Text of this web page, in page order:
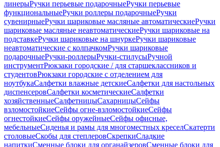
линерыРучки перьевые подарочныеРучки перьевые
функциональныеРучки роллеры подарочныеРучки
сувенирныеРучки шариковые масляные автоматическиеРучки
шариковые масляные неавтоматическиеРучки шариковые на
подставкеРучки шариковые на шнуркеРучки шариковые
неавтоматические с колпачкомРучки шариковые
подарочныеРучки-роллерыРучки-стилусыРучной
инструментРюкзаки городские / для старшеклассников и
студентовРюкзаки городские с отделением для
ноутбукаСалфетки влажные детскиеСалфетки для настольных
диспенсеровСалфетки косметическиеСалфетки
хозяйственныеСалфетницыСахарницыСейфы
взломостойкиеСейфы огне-взломостойкиеСейфы
огнестойкиеСейфы оружейныеСейфы офисные,
мебельныеСиденья и рамы для многоместных креселСкатерти
столовыеСкобы для степлеровСкрепкиСладкие
напиткиСменные блоки для органайзеровСменные блоки для